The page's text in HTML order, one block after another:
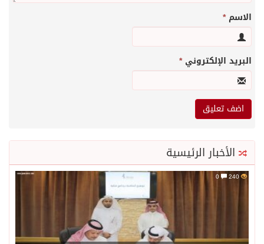
الاسم*
البريد الإلكتروني*
الأخبار الرئيسية
240